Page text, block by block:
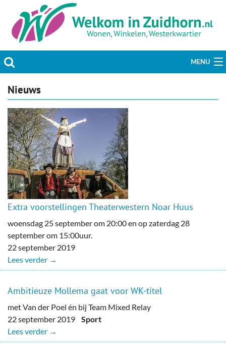
MENU
Actueel
Hobby & Vrije tijd
Welzijn & Maatschappij
Bedrijven
Prikbord & Aanbiedingen
Plaats bericht
Nieuws
Extra voorstellingen Theaterwestern Noar Huus
woensdag 25 september om 20:00 en op zaterdag 28
september om 15:00uur.
22 september 2019
Lees verder →
Ambitieuze Mollema gaat voor WK-titel
met Van der Poel én bij Team Mixed Relay
22 september 2019 Sport
Lees verder →